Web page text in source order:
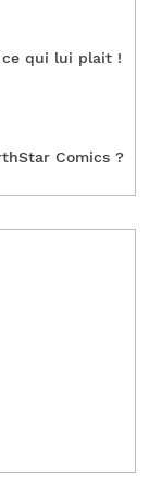
qui lui plait !
Comics ?